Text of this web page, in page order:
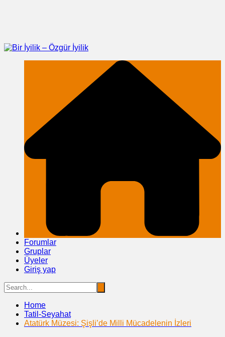
Forumlar
Gruplar
Üyeler
Giriş yap
Home
Tatil-Seyahat
Atatürk Müzesi: Şişli’de Milli Mücadelenin İzleri